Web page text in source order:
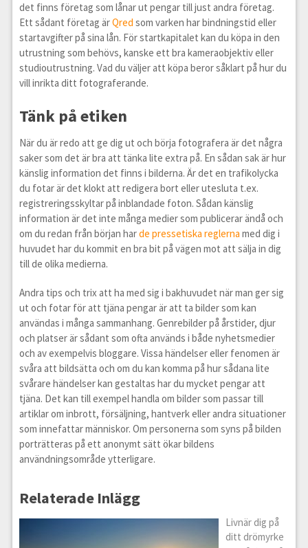
det finns företag som lånar ut pengar till just andra företag.
Ett sådant företag ärQred som varken har bindningstid eller
startavgifter på sina lån. För startkapitalet kan du köpa in den
utrustning som behövs, kanske ett bra kameraobjektiv eller
studioutrustning. Vad du väljer att köpa beror såklart på hur du
vill inrikta ditt fotograferande.
Tänk på etiken
När du är redo att ge dig ut och börja fotografera är det några
saker som det är bra att tänka lite extra på. En sådan sak är hur
känslig information det finns i bilderna. Är det en trafikolycka
du fotar är det klokt att redigera bort eller utesluta t.ex.
registreringsskyltar på inblandade foton. Sådan känslig
information är det inte många medier som publicerar ändå och
om du redan från början harde pressetiska reglerna med dig i
huvudet har du kommit en bra bit på vägen mot att sälja in dig
till de olika medierna.
Andra tips och trix att ha med sig i bakhuvudet när man ger sig
ut och fotar för att tjäna pengar är att ta bilder som kan
användas i många sammanhang. Genrebilder på årstider, djur
och platser är sådant som ofta används i både nyhetsmedier
och av exempelvis bloggare. Vissa händelser eller fenomen är
svåra att bildsätta och om du kan komma på hur sådana lite
svårare händelser kan gestaltas har du mycket pengar att
tjäna. Det kan till exempel handla om bilder som passar till
artiklar om inbrott, försäljning, hantverk eller andra situationer
som innefattar människor. Om personerna som syns på bilden
porträtteras på ett anonymt sätt ökar bildens
användningsområde ytterligare.
Relaterade Inlägg
Livnär dig på
ditt drömyrke